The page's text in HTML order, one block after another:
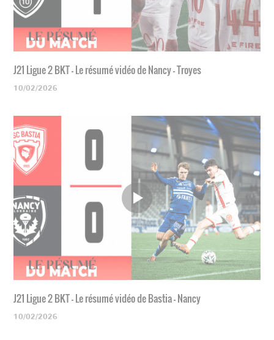
J21 Ligue 2 BKT - Le résumé vidéo de Nancy - Troyes
10/02/2026
J21 Ligue 2 BKT - Le résumé vidéo de Bastia - Nancy
10/02/2026